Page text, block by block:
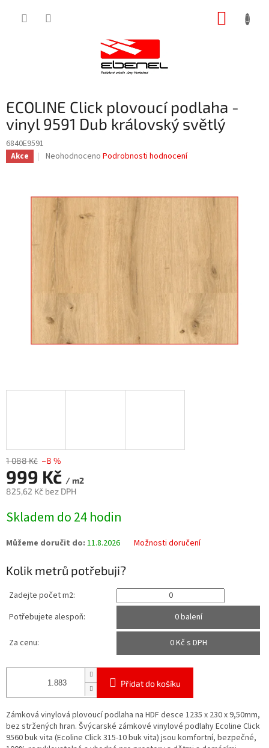
ECOLINE Click plovoucí podlaha -
vinyl 9591 Dub královský světlý
6840E9591
Akce
Průměrné
0,0
hvězdiček.
Neohodnoceno Podrobnosti hodnocení
1 088 Kč –8 %
999 Kč / m2
825,62 Kč bez DPH
cena:
Skladem do 24 hodin
Můžeme doručit do: 11.8.2026 Možnosti doručení
Kolik metrů potřebuji?
Zadejte počet m2:
Potřebujete alespoň:
0 balení
Za cenu: 0Kč s DPH
Přidat do košíku
Zámková vinylová plovoucí podlaha na HDF desce 1235 x 230 x 9,50mm,
bez stržených hran. Švýcarské zámkové vinylové podlahy Ecoline Click
9560 buk vita (Ecoline Click 315-10 buk vita) jsou komfortní, bezpečné,